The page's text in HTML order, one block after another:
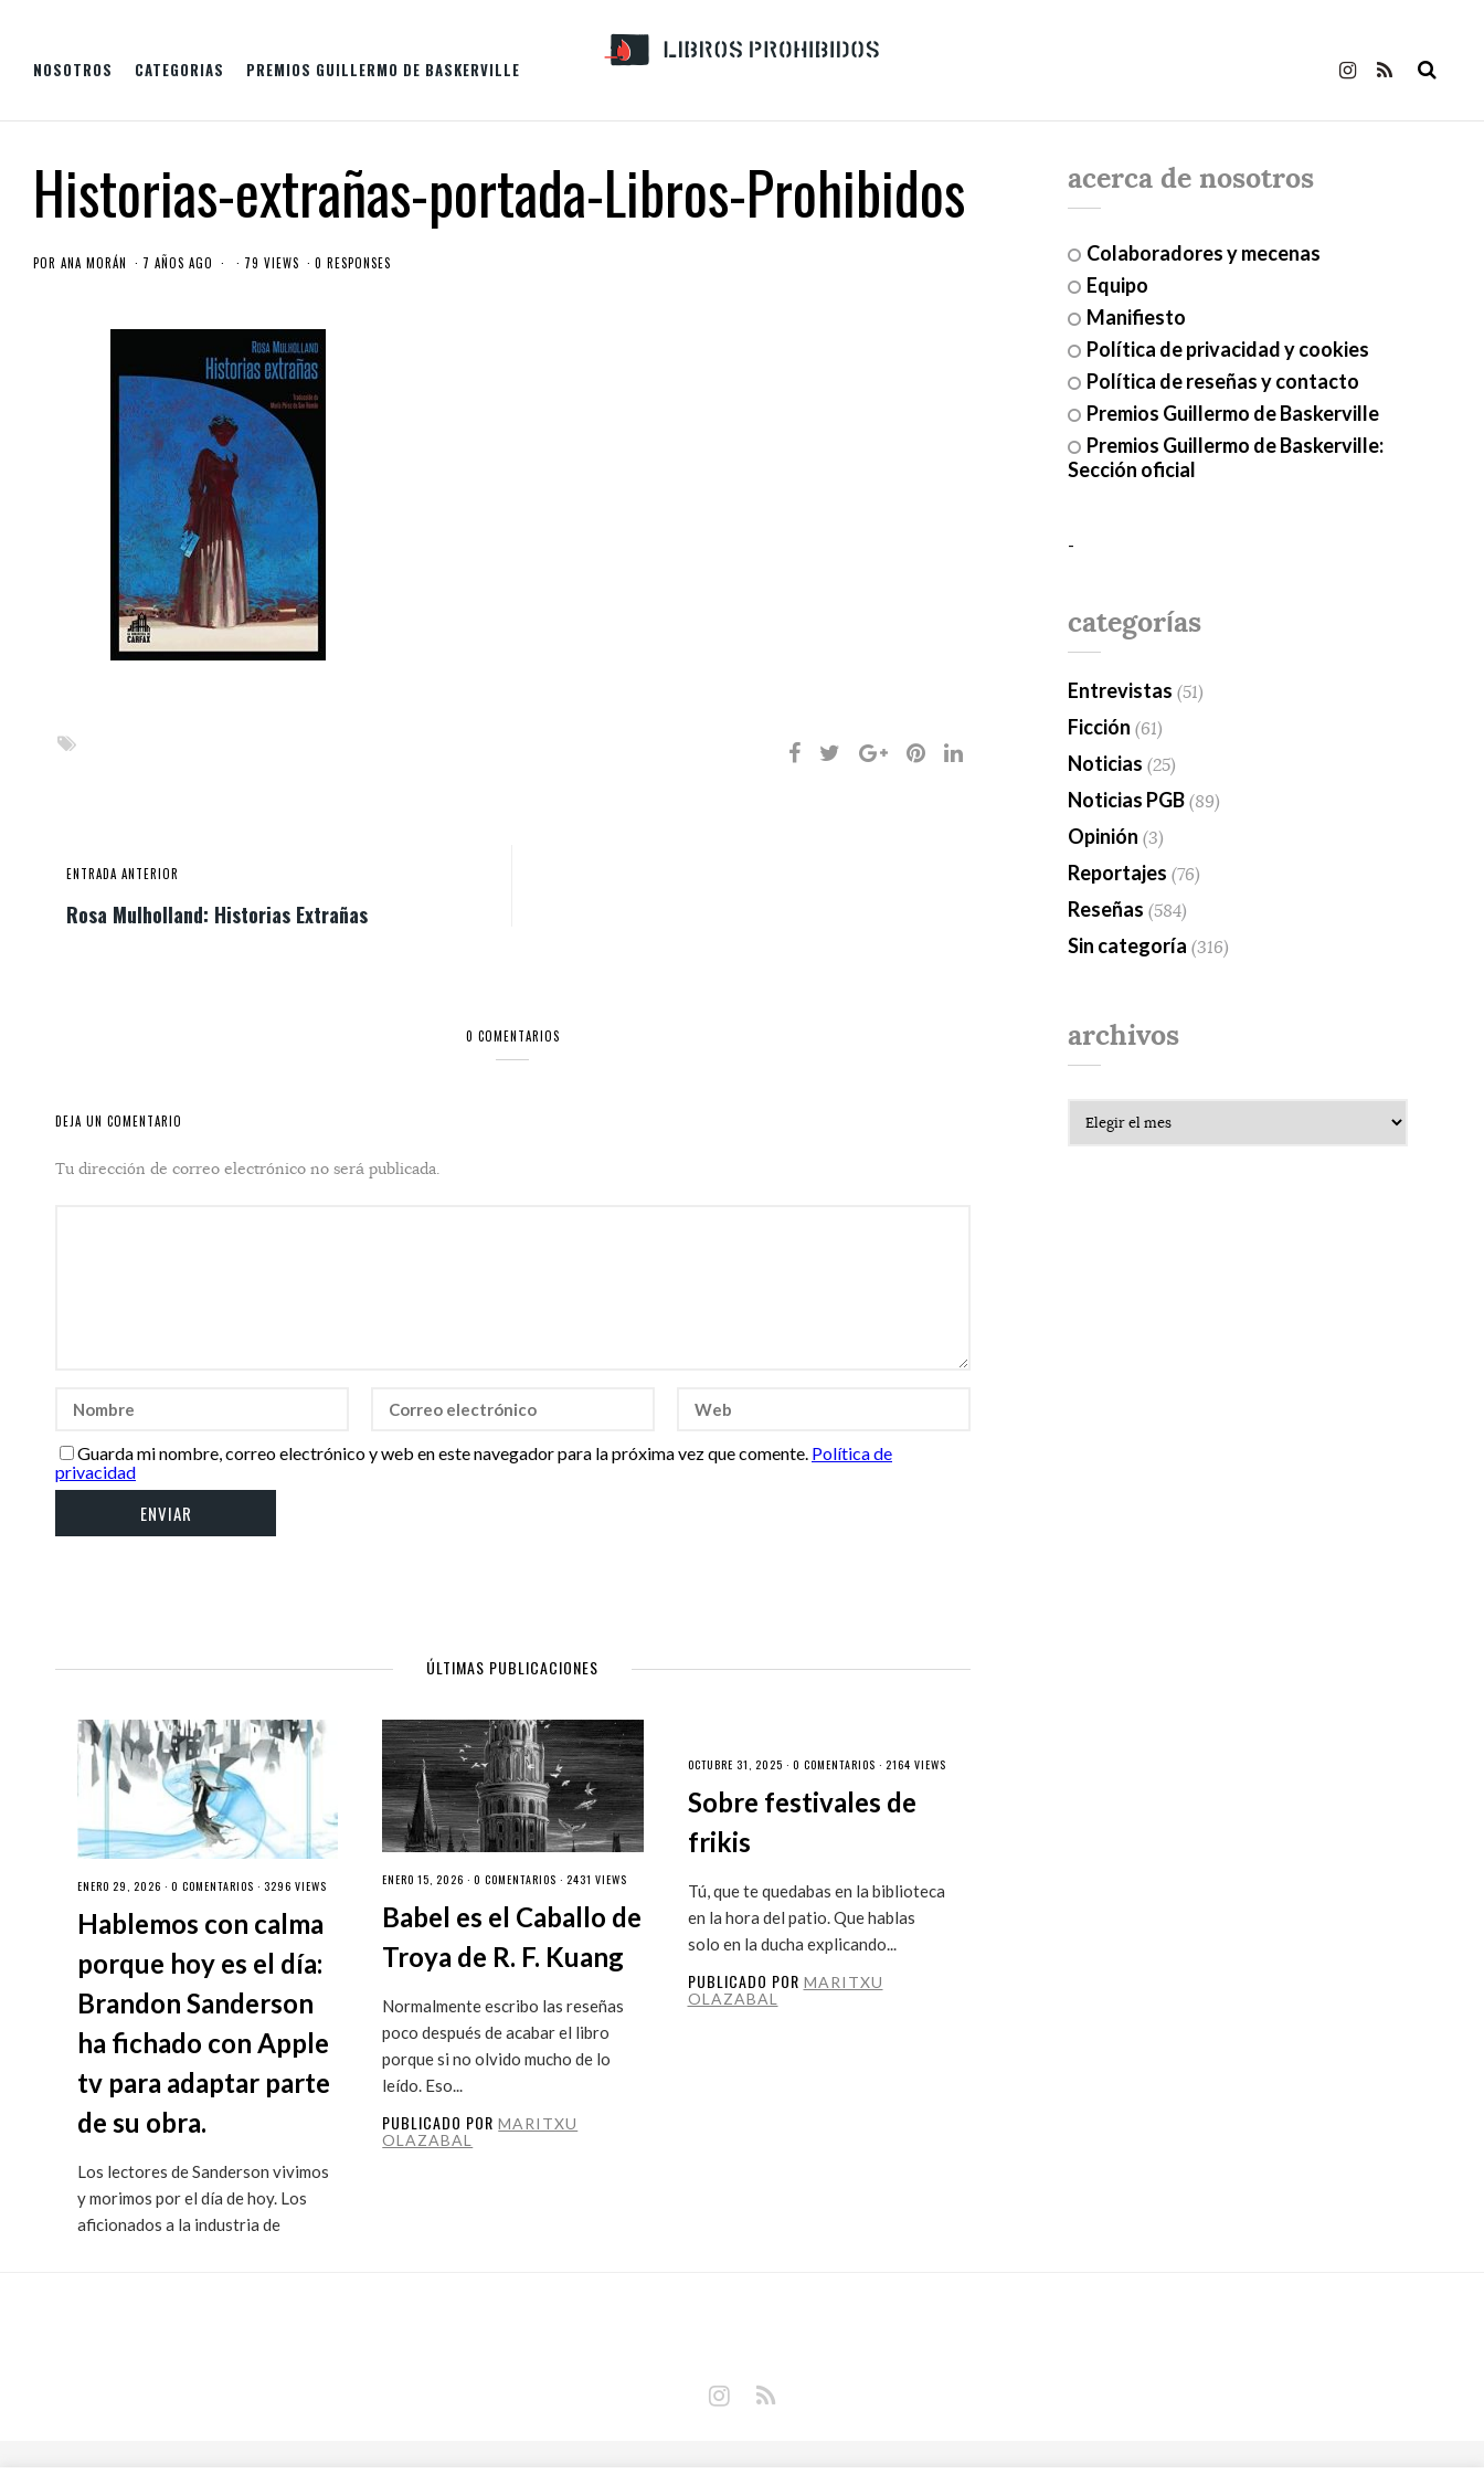
NOSOTROS CATEGORIAS PREMIOS GUILLERMO DE BASKERVILLE
Historias-extrañas-portada-Libros-Prohibidos
POR ANA MORÁN 7 AÑOS AGO 79 VIEWS 0 RESPONSES
ENTRADA ANTERIOR
Rosa Mulholland: Historias Extrañas
0 COMENTARIOS
DEJA UN COMENTARIO
Tu dirección de correo electrónico no será publicada.
Guarda mi nombre, correo electrónico y web en este navegador para la próxima vez que comente. Política de
privacidad
ÚLTIMAS PUBLICACIONES
ENERO 29, 2026 · 0 COMENTARIOS · 3296 VIEWS
Hablemos con calma
porque hoy es el día:
Brandon Sanderson
ha fichado con Apple
tv para adaptar parte
de su obra.
Los lectores de Sanderson vivimos
y morimos por el día de hoy. Los
aficionados a la industria de
ENERO 15, 2026 ·0 COMENTARIOS · 2431 VIEWS
Babel es el Caballo de
Troya de R. F. Kuang
Normalmente escribo las reseñas
poco después de acabar el libro
porque si no olvido mucho de lo
leído. Eso...
PUBLICADO PORMARITXU
OLAZABAL
OCTUBRE 31, 2025 · 0 COMENTARIOS · 2164 VIEWS
Sobre festivales de
frikis
Tú, que te quedabas en la biblioteca
en la hora del patio. Que hablas
solo en la ducha explicando...
PUBLICADO POR MARITXU
OLAZABAL
acerca de nosotros
Colaboradores y mecenas
Equipo
Manifiesto
Política de privacidad y cookies
Política de reseñas y contacto
Premios Guillermo de Baskerville
Premios Guillermo de Baskerville:
Sección oficial
-
categorías
Entrevistas (51)
Ficción (61)
Noticias (25)
Noticias PGB (89)
Opinión (3)
Reportajes (76)
Reseñas (584)
Sin categoría (316)
archivos